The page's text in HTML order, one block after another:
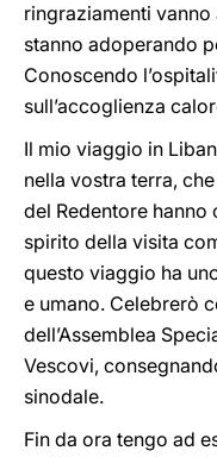
ringraziamenti vanno
stanno adoperando
Conoscendo
sull’accoglienza
Il mio viaggio in
nella vostra terra,
del Redentore hanno
spirito della visita
questo viaggio ha
e umano. Celebrerò
dell’Assemblea
Vescovi,
sinodale.
Fin da ora tengo ad